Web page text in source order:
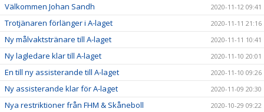
Välkommen Johan Sandh 2020-11-12 09:41
Trotjänaren förlänger i A-laget 2020-11-11 21:16
Ny målvaktstränare till A-laget 2020-11-11 10:41
Ny lagledare klar till A-laget 2020-11-10 20:01
En till ny assisterande till A-laget 2020-11-10 09:26
Ny assisterande klar för A-laget 2020-11-09 20:30
Nya restriktioner från FHM & Skåneboll 2020-10-29 09:22